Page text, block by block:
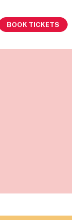
BOOK TICKETS